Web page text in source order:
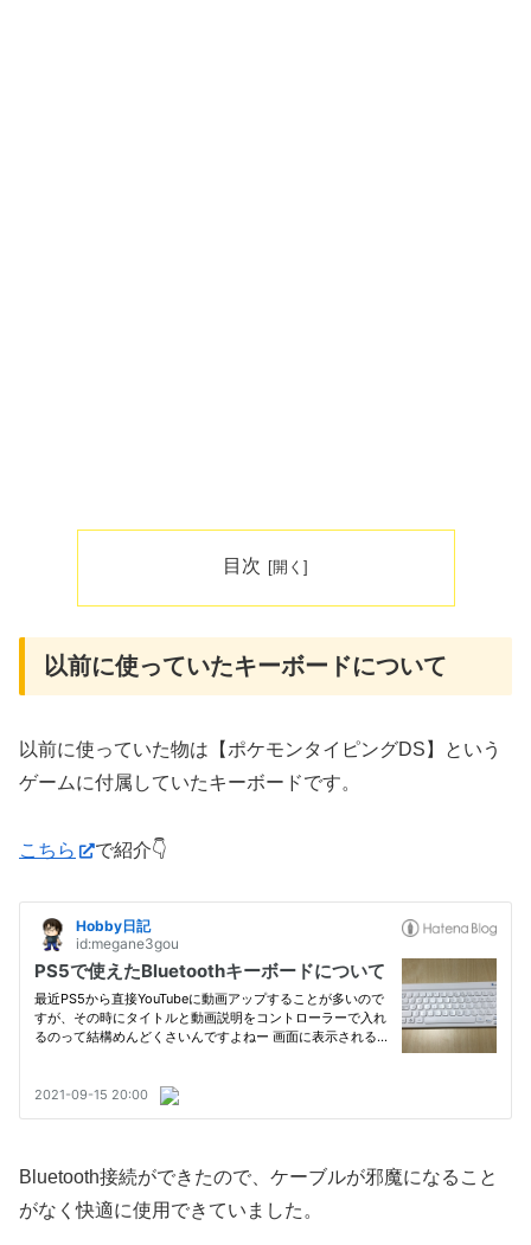
目次
以前に使っていたキーボードについて
以前に使っていた物は【ポケモンタイピングDS】という
ゲームに付属していたキーボードです。
こちら で紹介👇
Bluetooth接続ができたので、ケーブルが邪魔になること
がなく快適に使用できていました。